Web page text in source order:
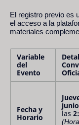
El registro previo es
el acceso a la
materiales
Variable
del
Evento
Fecha y
Horario
las